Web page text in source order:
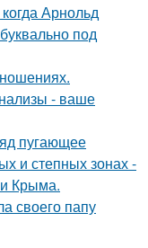
Арнольд
под
- ваше
пугающее
и степных зонах -
и Крыма.
своего папу